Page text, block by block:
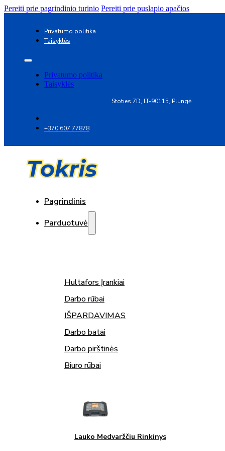
Pereiti prie pagrindinio turinio Pereiti prie puslapio apačios
Privatumo politika
Taisyklės
Privatumo politika
Taisyklės
Stoties 7D, LT-90115, Plungė
+370 607 77878
Pagrindinis
Parduotuvė
Hultafors Įrankiai
Darbo rūbai
IŠPARDAVIMAS
Darbo batai
Darbo pirštinės
Biuro rūbai
Lauko Medvaržčiu Rinkinys